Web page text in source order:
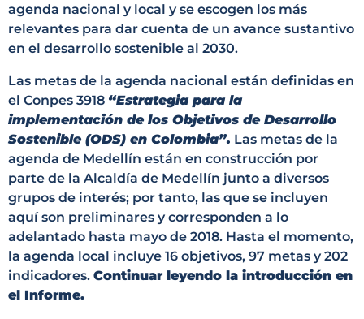
agenda nacional y local y se escogen los más
relevantes para dar cuenta de un avance sustantivo
en el desarrollo sostenible al 2030.
Las metas de la agenda nacional están definidas en
el Conpes 3918 “Estrategia para la
implementación de los Objetivos de Desarrollo
Sostenible (ODS) en Colombia”. Las metas de la
agenda de Medellín están en construcción por
parte de la Alcaldía de Medellín junto a diversos
grupos de interés; por tanto, las que se incluyen
aquí son preliminares y corresponden a lo
adelantado hasta mayo de 2018. Hasta el momento,
la agenda local incluye 16 objetivos, 97 metas y 202
indicadores. Continuar leyendo la introducción en
el Informe.